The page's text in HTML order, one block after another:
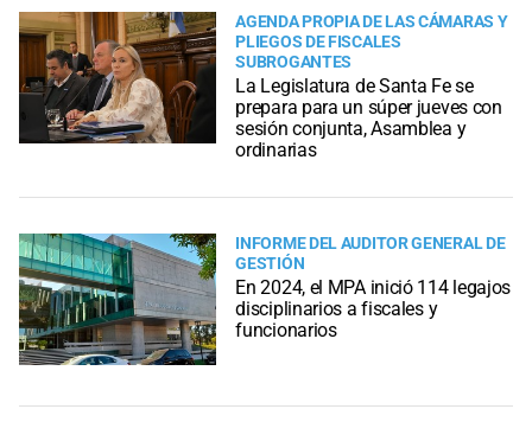
AGENDA PROPIA DE LAS CÁMARAS Y
PLIEGOS DE FISCALES
SUBROGANTES
La Legislatura de Santa Fe se
prepara para un súper jueves con
sesión conjunta, Asamblea y
ordinarias
INFORME DEL AUDITOR GENERAL DE
GESTIÓN
En 2024, el MPA inició 114 legajos
disciplinarios a fiscales y
funcionarios